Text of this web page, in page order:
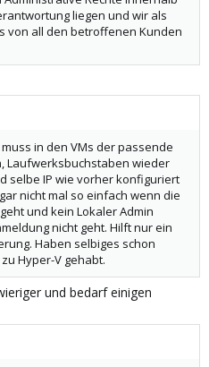
liegen und wir als
von all den betroffenen Kunden
in den VMs der passende
Laufwerksbuchstaben wieder
selbe IP wie vorher konfiguriert
nicht mal so einfach wenn die
und kein Lokaler Admin
nicht geht. Hilft nur ein
Haben selbiges schon
Hyper-V gehabt.
und bedarf einigen